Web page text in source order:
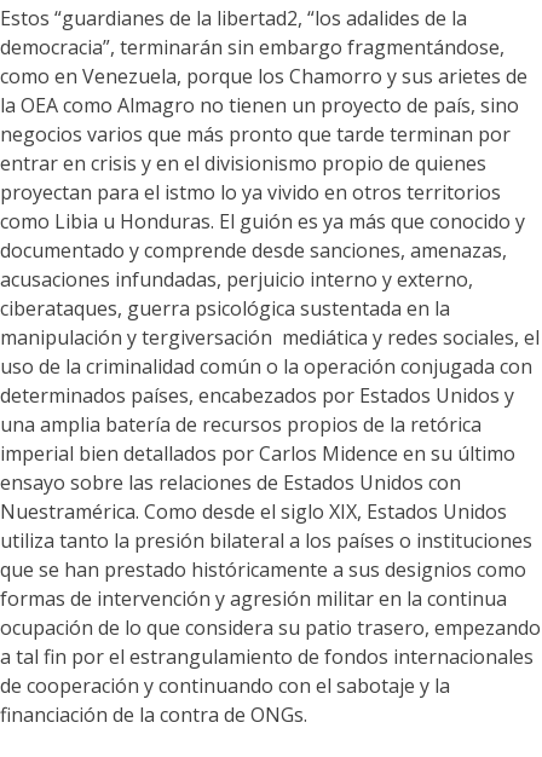
Estos “guardianes de la libertad2, “los adalides de la
democracia”, terminarán sin embargo fragmentándose,
como en Venezuela, porque los Chamorro y sus arietes de
la OEA como Almagro no tienen un proyecto de país, sino
negocios varios que más pronto que tarde terminan por
entrar en crisis y en el divisionismo propio de quienes
proyectan para el istmo lo ya vivido en otros territorios
como Libia u Honduras. El guión es ya más que conocido y
documentado y comprende desde sanciones, amenazas,
acusaciones infundadas, perjuicio interno y externo,
ciberataques, guerra psicológica sustentada en la
manipulación y tergiversación mediática y redes sociales, el
uso de la criminalidad común o la operación conjugada con
determinados países, encabezados por Estados Unidos y
una amplia batería de recursos propios de la retórica
imperial bien detallados por Carlos Midence en su último
ensayo sobre las relaciones de Estados Unidos con
Nuestramérica. Como desde el siglo XIX, Estados Unidos
utiliza tanto la presión bilateral a los países o instituciones
que se han prestado históricamente a sus designios como
formas de intervención y agresión militar en la continua
ocupación de lo que considera su patio trasero, empezando
a tal fin por el estrangulamiento de fondos internacionales
de cooperación y continuando con el sabotaje y la
financiación de la contra de ONGs.